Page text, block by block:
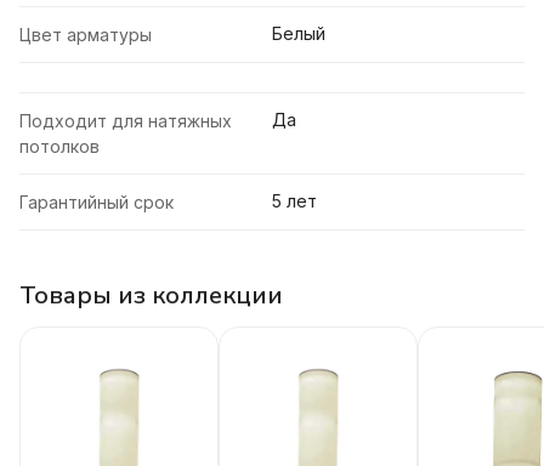
Цвет арматуры Белый
Подходит для натяжных
потолков
Да
Гарантийный срок 5 лет
Товары из коллекции